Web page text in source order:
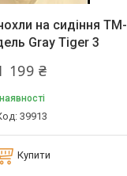
на сидіння TM-
Gray Tiger 3
199 ₴
39913
Купити